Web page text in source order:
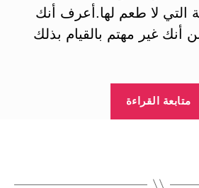
التي لا طعم لها.أعرف أنك
غير مهتم بالقيام بذلك
متابعة القراءة